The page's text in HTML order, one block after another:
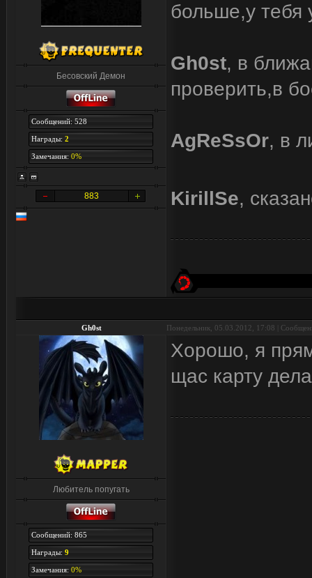
Бесовский Демон
Сообщений: 528
Награды: 2
Замечания: 0%
883
больше,у тебя
Gh0st, в
проверить,в
AgReSsOr, в
KirillSe,
Gh0st Понедельник, 05.03.2012, 17:08 |
Любитель попугать
Сообщений: 865
Награды: 9
Замечания: 0%
Хорошо, я
щас карту